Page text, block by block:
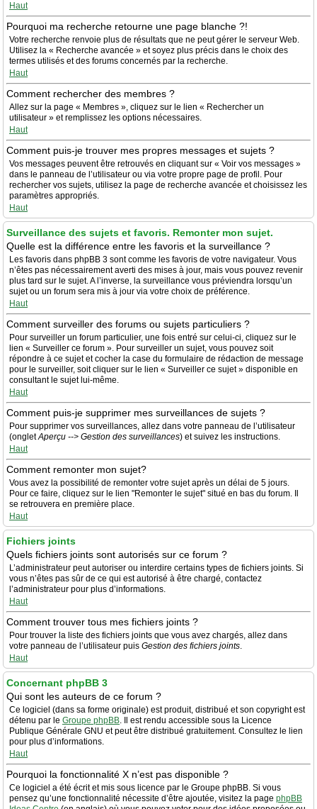
Haut
Pourquoi ma recherche retourne une page blanche ?!
Votre recherche renvoie plus de résultats que ne peut gérer le serveur Web.
Utilisez la « Recherche avancée » et soyez plus précis dans le choix des
termes utilisés et des forums concernés par la recherche.
Haut
Comment rechercher des membres ?
Allez sur la page « Membres », cliquez sur le lien « Rechercher un
utilisateur » et remplissez les options nécessaires.
Haut
Comment puis-je trouver mes propres messages et sujets ?
Vos messages peuvent être retrouvés en cliquant sur « Voir vos messages »
dans le panneau de l’utilisateur ou via votre propre page de profil. Pour
rechercher vos sujets, utilisez la page de recherche avancée et choisissez les
paramètres appropriés.
Haut
Surveillance des sujets et favoris. Remonter mon sujet.
Quelle est la différence entre les favoris et la surveillance ?
Les favoris dans phpBB 3 sont comme les favoris de votre navigateur. Vous
n’êtes pas nécessairement averti des mises à jour, mais vous pouvez revenir
plus tard sur le sujet. A l’inverse, la surveillance vous préviendra lorsqu’un
sujet ou un forum sera mis à jour via votre choix de préférence.
Haut
Comment surveiller des forums ou sujets particuliers ?
Pour surveiller un forum particulier, une fois entré sur celui-ci, cliquez sur le
lien « Surveiller ce forum ». Pour surveiller un sujet, vous pouvez soit
répondre à ce sujet et cocher la case du formulaire de rédaction de message
pour le surveiller, soit cliquer sur le lien « Surveiller ce sujet » disponible en
consultant le sujet lui-même.
Haut
Comment puis-je supprimer mes surveillances de sujets ?
Pour supprimer vos surveillances, allez dans votre panneau de l’utilisateur
(ongletAperçu --> Gestion des surveillances) et suivez les instructions.
Haut
Comment remonter mon sujet?
Vous avez la possibilité de remonter votre sujet après un délai de 5 jours.
Pour ce faire, cliquez sur le lien "Remonter le sujet" situé en bas du forum. Il
se retrouvera en première place.
Haut
Fichiers joints
Quels fichiers joints sont autorisés sur ce forum ?
L’administrateur peut autoriser ou interdire certains types de fichiers joints. Si
vous n’êtes pas sûr de ce qui est autorisé à être chargé, contactez
l’administrateur pour plus d’informations.
Haut
Comment trouver tous mes fichiers joints ?
Pour trouver la liste des fichiers joints que vous avez chargés, allez dans
votre panneau de l’utilisateur puis Gestion des fichiers joints.
Haut
Concernant phpBB 3
Qui sont les auteurs de ce forum ?
Ce logiciel (dans sa forme originale) est produit, distribué et son copyright est
détenu par le Groupe phpBB. Il est rendu accessible sous la Licence
Publique Générale GNU et peut être distribué gratuitement. Consultez le lien
pour plus d’informations.
Haut
Pourquoi la fonctionnalité X n’est pas disponible ?
Ce logiciel a été écrit et mis sous licence par le Groupe phpBB. Si vous
pensez qu’une fonctionnalité nécessite d’être ajoutée, visitez la page phpBB